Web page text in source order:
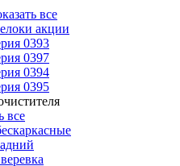
все
акции
0393
0397
0394
0395
все